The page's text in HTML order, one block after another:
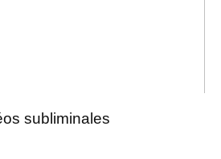
subliminales